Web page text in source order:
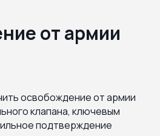
от армии
освобождение от армии
клапана, ключевым
подтверждение